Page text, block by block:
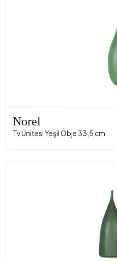
Norel
Tv Ünitesi Yeşil Obje 33,5 cm